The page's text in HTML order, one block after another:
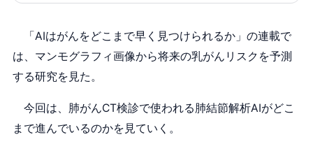
「AIはがんをどこまで早く見つけられるか」の連載で
は、マンモグラフィ画像から将来の乳がんリスクを予測
する研究を見た。
今回は、肺がんCT検診で使われる肺結節解析AIがどこ
まで進んでいるのかを見ていく。